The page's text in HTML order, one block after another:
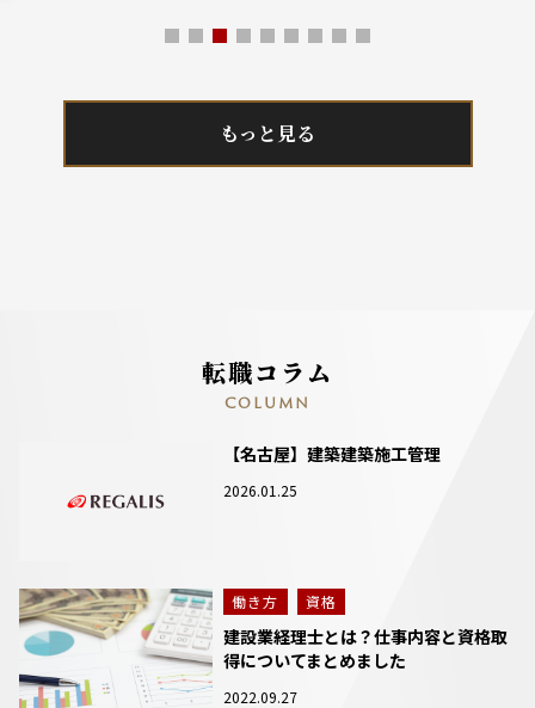
もっと見る
転職コラム
COLUMN
【名古屋】建築建築施工管理
2026.01.25
働き方 資格
建設業経理士とは？仕事内容と資格取
得についてまとめました
2022.09.27